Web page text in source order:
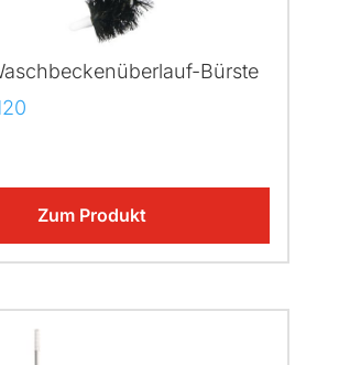
Bürste
Zum Produkt